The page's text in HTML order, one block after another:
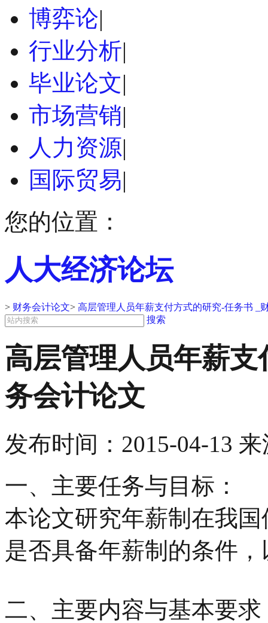
博弈论|
行业分析|
毕业论文|
市场营销|
人力资源|
国际贸易|
您的位置：
人大经济论坛
> 财务会计论文> 高层管理人员年薪支付方式的研究-任务书 _
搜索
高层管理人员年薪
务会计论文
发布时间： 2015-04-13 来
一、主要任务与目标：
本论文研究年薪制在我
是否具备年薪制的条件
二、主要内容与基本要求